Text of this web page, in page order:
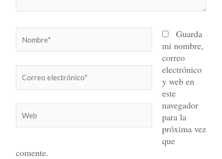
electrónico*
Guarda
mi nombre,
correo
electrónico
y web en
este
navegador
para la
próxima vez
que
comente.